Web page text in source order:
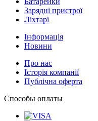
Зарядні пристрої
Ліхтарі
Інформація
Новини
Про нас
Історія компанії
Публічна оферта
Способы оплаты